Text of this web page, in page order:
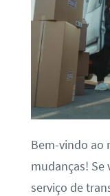
Bem-vindo ao
mudanças! Se
serviço de